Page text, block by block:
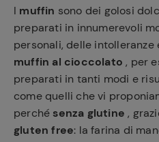
I muffin sono dei golosi
preparati in innumerevoli
personali, delle
muffin al cioccolato , per
preparati in tanti modi e
come quelli che vi
perché senza glutine ,
gluten free: la farina di